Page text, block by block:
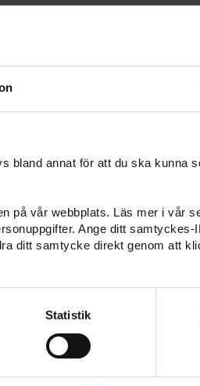
bland annat för att du ska kunna
på vår webbplats. Läs mer i vår
Ange ditt samtyckes-
ditt samtycke direkt genom att
Statistik
dina